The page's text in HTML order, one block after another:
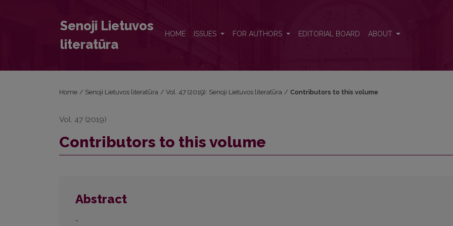
Senoji Lietuvos
literatūra
HOME ISSUES FOR AUTHORS EDITORIAL BOARD ABOUT
Home / Senoji Lietuvos literatūra / Vol. 47 (2019): Senoji Lietuvos literatūra / Contributors to this volume
Vol. 47 (2019)
Contributors to this volume
Abstract
-